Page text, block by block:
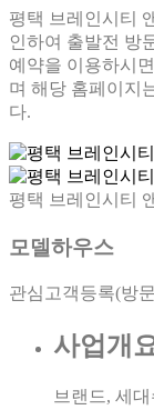
평택 브레인시티
인하여 출발전 방
예약을 이용하시
며 해당 홈페이지
다.
평택 브레인시티
모델하우스
관심고객등록(방
사업개
브랜드, 세대